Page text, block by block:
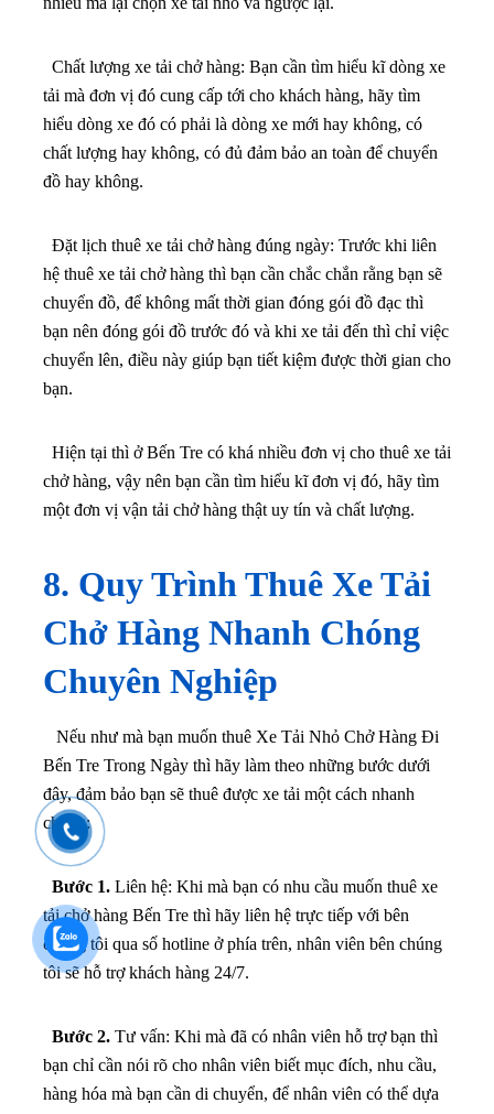
Chất lượng xe tải chở hàng: Bạn cần tìm hiểu kĩ dòng xe
tải mà đơn vị đó cung cấp tới cho khách hàng, hãy tìm
hiểu dòng xe đó có phải là dòng xe mới hay không, có
chất lượng hay không, có đủ đảm bảo an toàn để chuyển
đồ hay không.
Đặt lịch thuê xe tải chở hàng đúng ngày: Trước khi liên
hệ thuê xe tải chở hàng thì bạn cần chắc chắn rằng bạn sẽ
chuyển đồ, để không mất thời gian đóng gói đồ đạc thì
bạn nên đóng gói đồ trước đó và khi xe tải đến thì chỉ việc
chuyển lên, điều này giúp bạn tiết kiệm được thời gian cho
bạn.
Hiện tại thì ở Bến Tre có khá nhiều đơn vị cho thuê xe tải
chở hàng, vậy nên bạn cần tìm hiểu kĩ đơn vị đó, hãy tìm
một đơn vị vận tải chở hàng thật uy tín và chất lượng.
8. Quy Trình Thuê Xe Tải
Chở Hàng Nhanh Chóng
Chuyên Nghiệp
Nếu như mà bạn muốn thuê Xe Tải Nhỏ Chở Hàng Đi
Bến Tre Trong Ngày thì hãy làm theo những bước dưới
đây, đảm bảo bạn sẽ thuê được xe tải một cách nhanh
chóng:
Bước 1. Liên hệ: Khi mà bạn có nhu cầu muốn thuê xe
tải chở hàng Bến Tre thì hãy liên hệ trực tiếp với bên
chúng tôi qua số hotline ở phía trên, nhân viên bên chúng
tôi sẽ hỗ trợ khách hàng 24/7.
Bước 2. Tư vấn: Khi mà đã có nhân viên hỗ trợ bạn thì
bạn chỉ cần nói rõ cho nhân viên biết mục đích, nhu cầu,
hàng hóa mà bạn cần di chuyển, để nhân viên có thể dựa